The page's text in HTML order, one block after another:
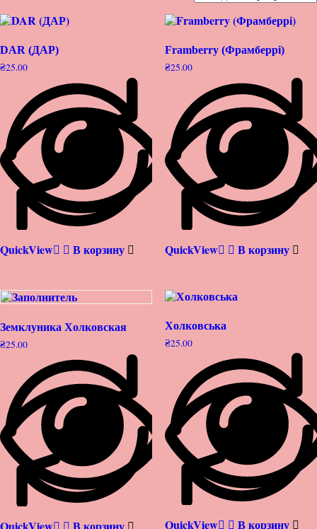
DAR (ДАР)
₴25.00
QuickView В корзину
Framberry (Фрамберрі)
₴25.00
QuickView В корзину
Земклуника Холковская
₴25.00
Холковська
₴25.00
QuickView В корзину